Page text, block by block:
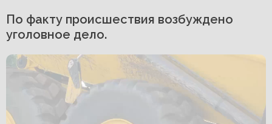
По факту происшествия возбуждено
уголовное дело.